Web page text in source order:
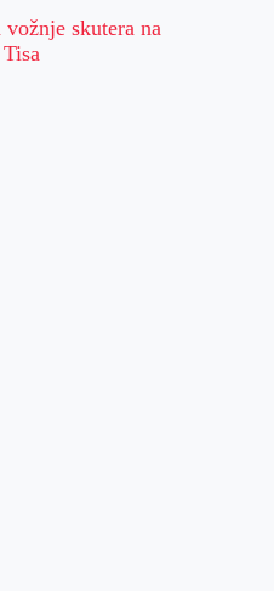
vožnje skutera na